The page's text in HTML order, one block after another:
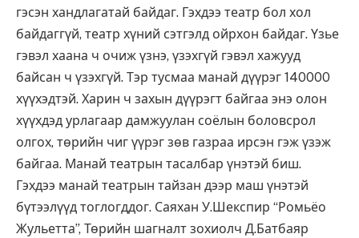
гэсэн хандлагатай байдаг. Гэхдээ театр бол хол
байдаггүй, театр хүний сэтгэлд ойрхон байдаг. Үзье
гэвэл хаана ч очиж үзнэ, үзэхгүй гэвэл хажууд
байсан ч үзэхгүй. Тэр тусмаа манай дүүрэг 140000
хүүхэдтэй. Харин ч захын дүүрэгт байгаа энэ олон
хүүхдэд урлагаар дамжуулан соёлын боловсрол
олгох, төрийн чиг үүрэг зөв газраа ирсэн гэж үзэж
байгаа. Манай театрын тасалбар үнэтэй биш.
Гэхдээ манай театрын тайзан дээр маш үнэтэй
бүтээлүүд тоглогддог. Саяхан У.Шекспир “Ромьёо
Жульетта”, Төрийн шагналт зохиолч Д.Батбаяр